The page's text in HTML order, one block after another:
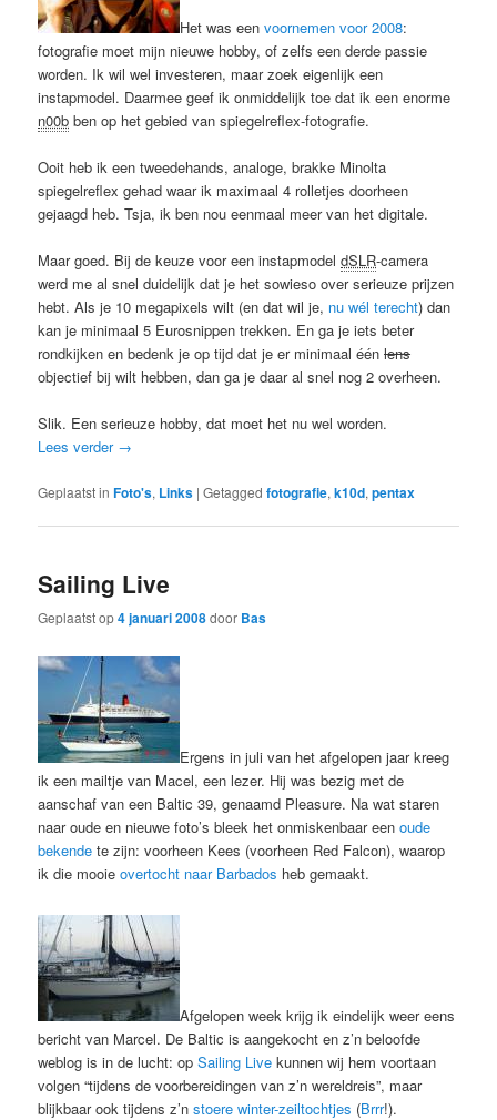
Het was eenvoornemen voor 2008:
fotografie moet mijn nieuwe hobby, of zelfs een derde passie
worden. Ik wil wel investeren, maar zoek eigenlijk een
instapmodel. Daarmee geef ik onmiddelijk toe dat ik een enorme
n00b ben op het gebied van spiegelreflex-fotografie.
Ooit heb ik een tweedehands, analoge, brakke Minolta
spiegelreflex gehad waar ik maximaal 4 rolletjes doorheen
gejaagd heb. Tsja, ik ben nou eenmaal meer van het digitale.
Maar goed. Bij de keuze voor een instapmodeldSLR-camera
werd me al snel duidelijk dat je het sowieso over serieuze prijzen
hebt. Als je 10 megapixels wilt (en dat wil je, nu wél terecht) dan
kan je minimaal 5 Eurosnippen trekken. En ga je iets beter
rondkijken en bedenk je op tijd dat je er minimaal éénlens
objectief bij wilt hebben, dan ga je daar al snel nog 2 overheen.
Slik. Een serieuze hobby, dat moet het nu wel worden.
Lees verder →
Geplaatst in Foto's, Links |Getagged fotografie,k10d,pentax
Sailing Live
Geplaatst op4 januari 2008door Bas
Ergens in juli van het afgelopen jaar kreeg
ik een mailtje van Macel, een lezer. Hij was bezig met de
aanschaf van een Baltic 39, genaamd Pleasure. Na wat staren
naar oude en nieuwe foto’s bleek het onmiskenbaar eenoude
bekende te zijn: voorheen Kees (voorheen Red Falcon), waarop
ik die mooieovertocht naar Barbados heb gemaakt.
Afgelopen week krijg ik eindelijk weer eens
bericht van Marcel. De Baltic is aangekocht en z’n beloofde
weblog is in de lucht: opSailing Live kunnen wij hem voortaan
volgen “tijdens de voorbereidingen van z’n wereldreis”, maar
blijkbaar ook tijdens z’nstoere winter-zeiltochtjes (Brrr!).